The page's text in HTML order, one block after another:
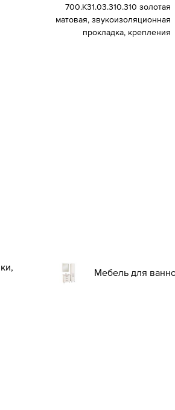
700.K31.03.310.310 золотая
матовая, звукоизоляционная
прокладка, крепления
Мебель для